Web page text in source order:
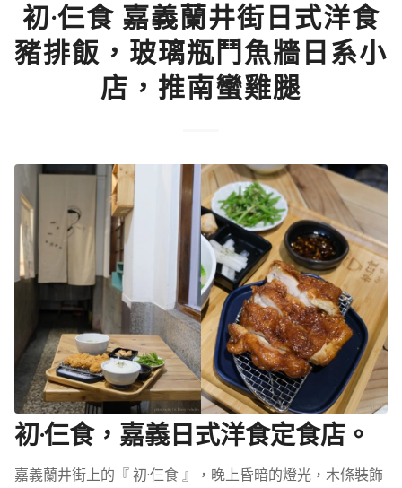
初·仨食 嘉義蘭井街日式洋食
豬排飯，玻璃瓶鬥魚牆日系小
店，推南蠻雞腿
初·仨食，嘉義日式洋食定食店。
嘉義蘭井街上的『 初·仨食 』，晚上昏暗的燈光，木條裝飾